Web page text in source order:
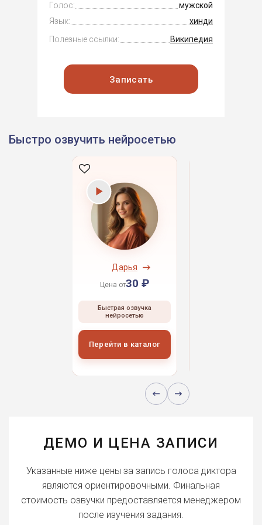
Голос:
мужской
Язык:
хинди
Полезные ссылки:
Википедия
Записать
Быстро озвучить нейросетью
Дарья
Цена от30 ₽
Быстрая озвучка
нейросетью
Перейти в каталог
ДЕМО И ЦЕНА ЗАПИСИ
Указанные ниже цены за запись голоса диктора
являются ориентировочными. Финальная
стоимость озвучки предоставляется менеджером
после изучения задания.